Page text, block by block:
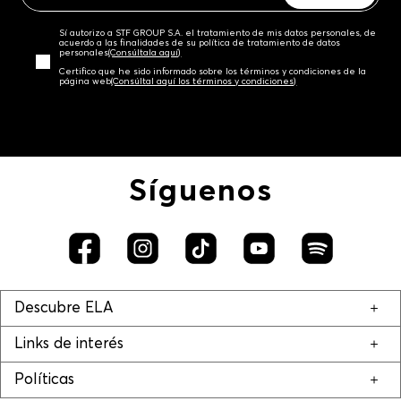
Sí autorizo a STF GROUP S.A. el tratamiento de mis datos personales, de
acuerdo a las finalidades de su política de tratamiento de datos
personales‎(Consúltala aquí)
Certifico que he sido informado sobre los términos y condiciones de la
página web‎(Consúltal aquí los términos y condiciones)
Síguenos
Descubre ELA
Links de interés
Políticas